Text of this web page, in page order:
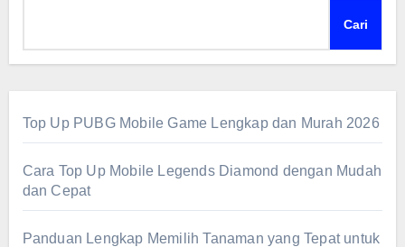
Cari
Top Up PUBG Mobile Game Lengkap dan Murah 2026
Cara Top Up Mobile Legends Diamond dengan Mudah
dan Cepat
Panduan Lengkap Memilih Tanaman yang Tepat untuk